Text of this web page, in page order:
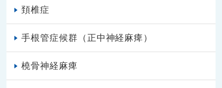
頚椎症
手根管症候群（正中神経麻痺）
橈骨神経麻痺